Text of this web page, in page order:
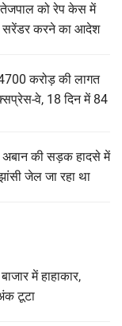
को रेप केस में
सरेंडर करने का आदेश
करोड़ की लागत
वे, 18 दिन में 84
की सड़क हादसे में
जेल जा रहा था
में हाहाकार,
टूटा